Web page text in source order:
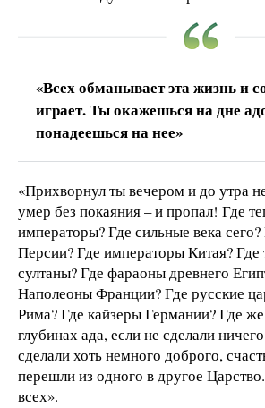
«Всех обманывает эта жизнь и
играет. Ты окажешься на дне
понадеешься на нее»
«Прихворнул ты вечером и до утра
умер без покаяния – и пропал! Где
императоры? Где сильные века
Персии? Где императоры Китая? Где
султаны? Где фараоны древнего
Наполеоны Франции? Где русские
Рима? Где кайзеры Германии? Где
глубинах ада, если не сделали
сделали хоть немного доброго,
перешли из одного в другое
всех».